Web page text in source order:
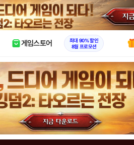
X
게임스토어
최대 90% 할인
8월 프로모션